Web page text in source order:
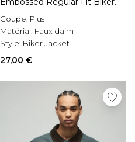
Jacket
Coupe: Plus
Matérial: Faux daim
Style: Biker Jacket
27,00 €